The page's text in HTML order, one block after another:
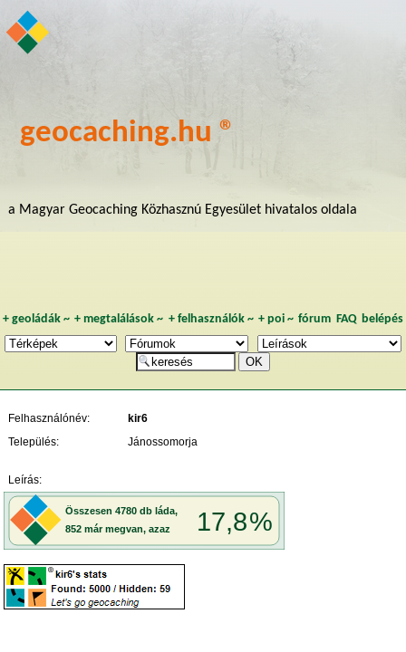
geocaching.hu ®
a Magyar Geocaching Közhasznú Egyesület hivatalos oldala
+ geoládák~ +megtalálások ~ + felhasználók~ + poi~ fórum FAQ belépés
Felhasználónév:
kir6
Település:
Jánossomorja
Leírás: